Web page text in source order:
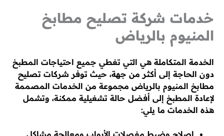
خدمات شركة تصليح مطابخ
المنيوم بالرياض
الخدمة المتكاملة هي التي تغطي جميع احتياجات المطبخ
دون الحاجة إلى أكثر من جهة، حيث توفر شركات تصليح
مطابخ المنيوم بالرياض مجموعة من الخدمات المصممة
لإعادة المطبخ إلى أفضل حالة تشغيلية ممكنة، وتشمل
هذه الخدمات ما يلي:
إصلاح وضبط مفصلات الأبواب ومعالجة مشاكل